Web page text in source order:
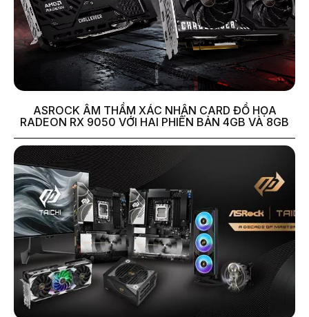
ASROCK ÂM THẦM XÁC NHẬN CARD ĐỒ HỌA
RADEON RX 9050 VỚI HAI PHIÊN BẢN 4GB VÀ 8GB